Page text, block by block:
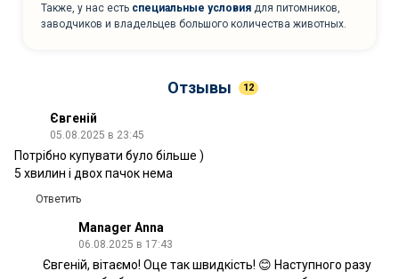
Также, у нас есть специальные условия для питомников,
заводчиков и владельцев большого количества животных.
Отзывы 12
Євгеній
05.08.2025 в 23:45
Потрібно купувати було більше )
5 хвилин і двох пачок нема
Ответить
Manager Anna
06.08.2025 в 17:43
Євгеній, вітаємо! Оце так швидкість! 😊 Наступного разу